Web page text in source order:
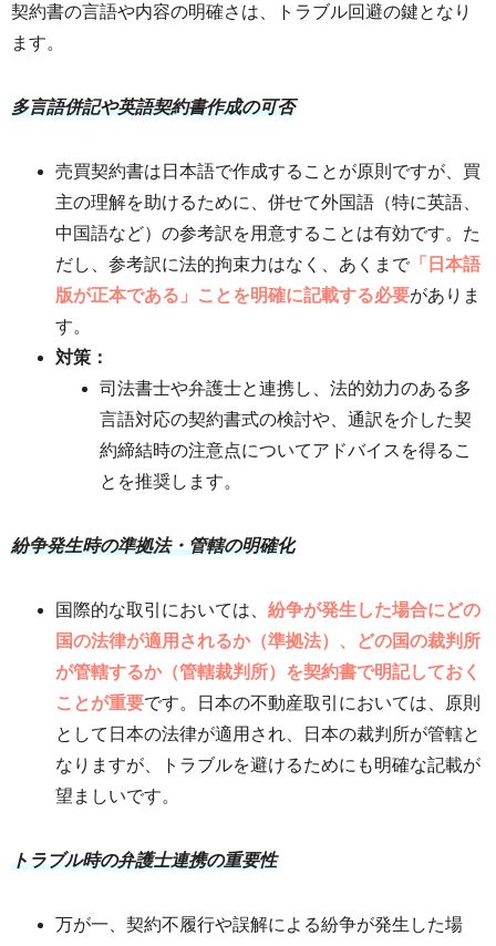
契約書の言語や内容の明確さは、トラブル回避の鍵となり
ます。
多言語併記や英語契約書作成の可否
売買契約書は日本語で作成することが原則ですが、買
主の理解を助けるために、併せて外国語（特に英語、
中国語など）の参考訳を用意することは有効です。た
だし、参考訳に法的拘束力はなく、あくまで 「日本語
版が正本である」ことを明確に記載する必要がありま
す。
対策：
司法書士や弁護士と連携し、法的効力のある多
言語対応の契約書式の検討や、通訳を介した契
約締結時の注意点についてアドバイスを得るこ
とを推奨します。
紛争発生時の準拠法・管轄の明確化
国際的な取引においては、 紛争が発生した場合にどの
国の法律が適用されるか（準拠法）、どの国の裁判所
が管轄するか（管轄裁判所）を契約書で明記しておく
ことが重要です。日本の不動産取引においては、原則
として日本の法律が適用され、日本の裁判所が管轄と
なりますが、トラブルを避けるためにも明確な記載が
望ましいです。
トラブル時の弁護士連携の重要性
万が一、契約不履行や誤解による紛争が発生した場